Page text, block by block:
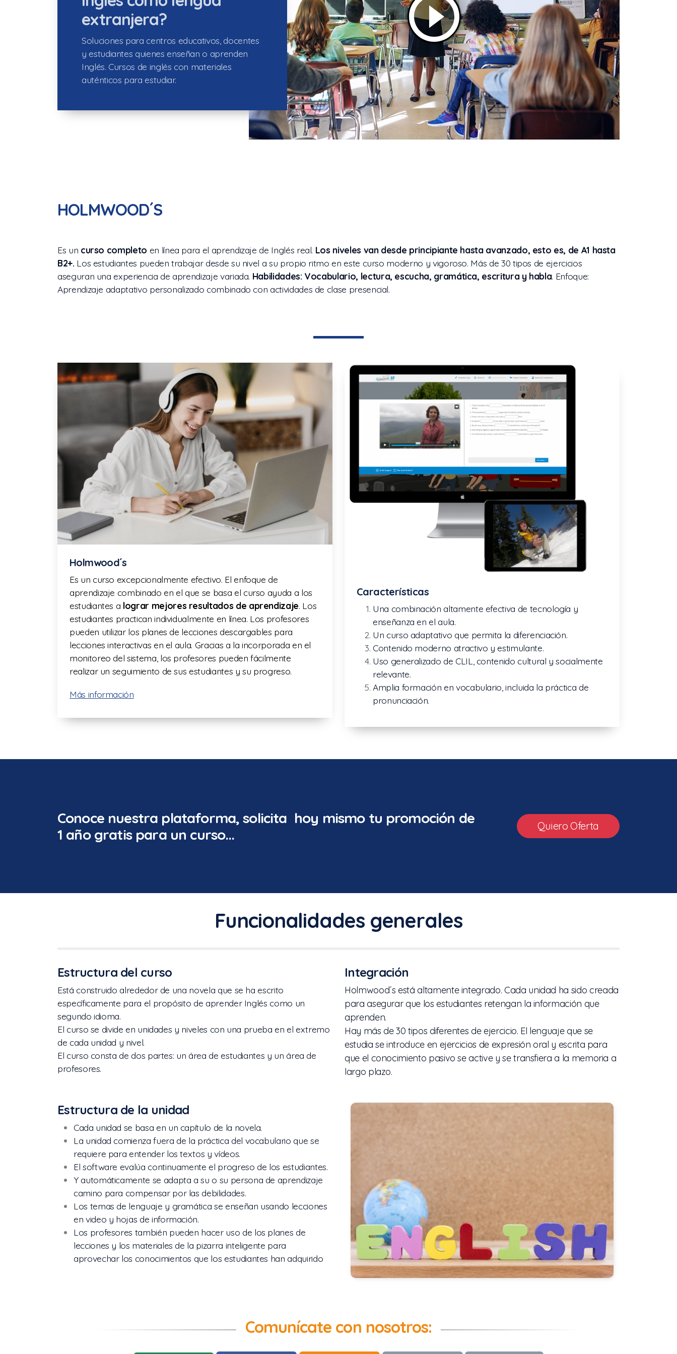
extranjera?
Soluciones para centros educativos, docentes
y estudiantes quienes enseñan o aprenden
Inglés. Cursos de inglés con materiales
auténticos para estudiar.
HOLMWOOD´S
Es un curso completo en línea para el aprendizaje de Inglés real. Los niveles van desde principiante hasta avanzado, esto es, de A1 hasta
B2+. Los estudiantes pueden trabajar desde su nivel a su propio ritmo en este curso moderno y vigoroso. Más de 30 tipos de ejercicios
aseguran una experiencia de aprendizaje variada. Habilidades: Vocabulario, lectura, escucha, gramática, escritura y habla. Enfoque:
Aprendizaje adaptativo personalizado combinado con actividades de clase presencial.
Holmwood´s
Es un curso excepcionalmente efectivo. El enfoque de
aprendizaje combinado en el que se basa el curso ayuda a los
estudiantes a lograr mejores resultados de aprendizaje. Los
estudiantes practican individualmente en línea. Los profesores
pueden utilizar los planes de lecciones descargables para
lecciones interactivas en el aula. Gracias a la incorporada en el
monitoreo del sistema, los profesores pueden fácilmente
realizar un seguimiento de sus estudiantes y su progreso.
Más información
Características
Una combinación altamente efectiva de tecnología y
enseñanza en el aula.
Un curso adaptativo que permita la diferenciación.
Contenido moderno atractivo y estimulante.
Uso generalizado de CLIL, contenido cultural y socialmente
relevante.
Amplia formación en vocabulario, incluida la práctica de
pronunciación.
Conoce nuestra plataforma, solicita hoy mismo tu promoción de
1 año gratis para un curso...
Quiero Oferta
Funcionalidades generales
Estructura del curso
Está construido alrededor de una novela que se ha escrito
específicamente para el propósito de aprender Inglés como un
segundo idioma.
El curso se divide en unidades y niveles con una prueba en el extremo
de cada unidad y nivel.
El curso consta de dos partes: un área de estudiantes y un área de
profesores.
Integración
Holmwood´s está altamente integrado. Cada unidad ha sido creada
para asegurar que los estudiantes retengan la información que
aprenden.
Hay más de 30 tipos diferentes de ejercicio. El lenguaje que se
estudia se introduce en ejercicios de expresión oral y escrita para
que el conocimiento pasivo se active y se transfiera a la memoria a
largo plazo.
Estructura de la unidad
Cada unidad se basa en un capítulo de la novela.
La unidad comienza fuera de la práctica del vocabulario que se
requiere para entender los textos y vídeos.
El software evalúa continuamente el progreso de los estudiantes.
Y automáticamente se adapta a su o su persona de aprendizaje
camino para compensar por las debilidades.
Los temas de lenguaje y gramática se enseñan usando lecciones
en video y hojas de información.
Los profesores también pueden hacer uso de los planes de
lecciones y los materiales de la pizarra inteligente para
aprovechar los conocimientos que los estudiantes han adquirido
Comunícate con nosotros: